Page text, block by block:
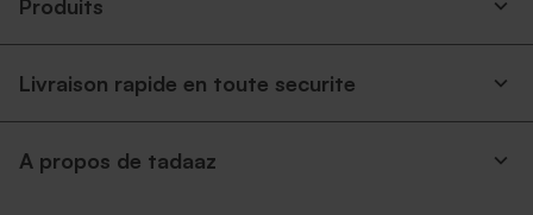
Produits
Livraison rapide en toute securite
A propos de tadaaz